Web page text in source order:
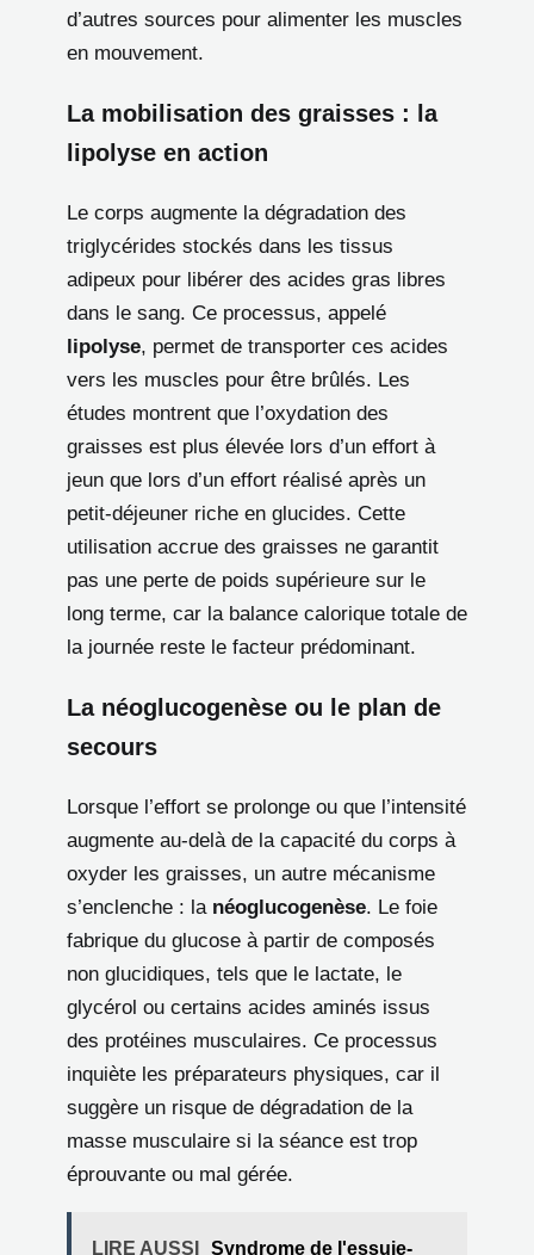
d’autres sources pour alimenter les muscles
en mouvement.
La mobilisation des graisses : la
lipolyse en action
Le corps augmente la dégradation des
triglycérides stockés dans les tissus
adipeux pour libérer des acides gras libres
dans le sang. Ce processus, appelé
lipolyse, permet de transporter ces acides
vers les muscles pour être brûlés. Les
études montrent que l’oxydation des
graisses est plus élevée lors d’un effort à
jeun que lors d’un effort réalisé après un
petit-déjeuner riche en glucides. Cette
utilisation accrue des graisses ne garantit
pas une perte de poids supérieure sur le
long terme, car la balance calorique totale de
la journée reste le facteur prédominant.
La néoglucogenèse ou le plan de
secours
Lorsque l’effort se prolonge ou que l’intensité
augmente au-delà de la capacité du corps à
oxyder les graisses, un autre mécanisme
s’enclenche : la néoglucogenèse. Le foie
fabrique du glucose à partir de composés
non glucidiques, tels que le lactate, le
glycérol ou certains acides aminés issus
des protéines musculaires. Ce processus
inquiète les préparateurs physiques, car il
suggère un risque de dégradation de la
masse musculaire si la séance est trop
éprouvante ou mal gérée.
LIRE AUSSI Syndrome de l'essuie-